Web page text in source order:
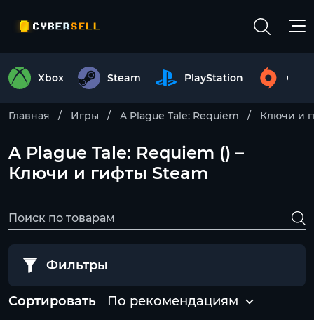
Xbox Steam PlayStation
Главная Игры A Plague Tale: Requiem Ключи и
A Plague Tale: Requiem () –
Ключи и гифты Steam
Фильтры
Сортировать По рекомендациям